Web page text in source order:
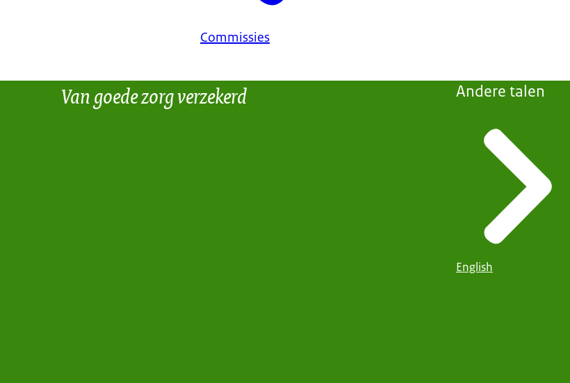
Commissies
Van goede zorg verzekerd Andere talen
English